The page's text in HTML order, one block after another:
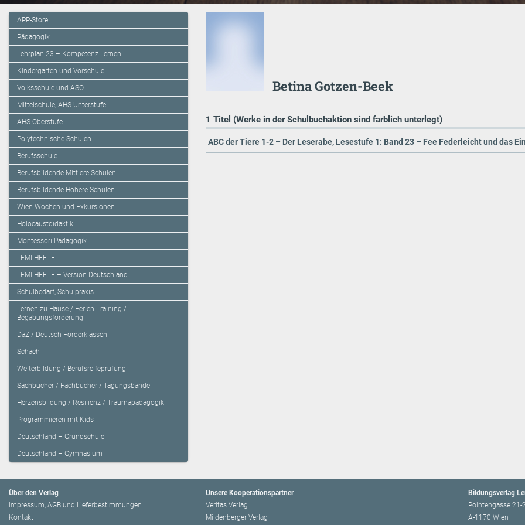
APP-Store
Pädagogik
Lehrplan 23 – Kompetenz Lernen
Kindergarten und Vorschule
Volksschule und ASO
Mittelschule, AHS-Unterstufe
AHS-Oberstufe
Polytechnische Schulen
Berufsschule
Berufsbildende Mittlere Schulen
Berufsbildende Höhere Schulen
Wien-Wochen und Exkursionen
Holocaustdidaktik
Montessori-Pädagogik
LEMI HEFTE
LEMI HEFTE – Version Deutschland
Schulbedarf, Schulpraxis
Lernen zu Hause / Ferien-Training /
Begabungsförderung
DaZ / Deutsch-Förderklassen
Schach
Weiterbildung / Berufsreifeprüfung
Sachbücher / Fachbücher / Tagungsbände
Herzensbildung / Resilienz / Traumapädagogik
Programmieren mit Kids
Deutschland – Grundschule
Deutschland – Gymnasium
Betina Gotzen-Beek
1 Titel (Werke in der Schulbuchaktion sind farblich unterlegt)
ABC der Tiere 1-2 – Der Leserabe, Lesestufe 1: Band 23 – Fee Federleicht und das
Über den Verlag
Impressum, AGB und Lieferbestimmungen
Kontakt
Unsere Kooperationspartner
Veritas Verlag
Mildenberger Verlag
Bildungsverlag
Pointengasse 21-
A-1170 Wien